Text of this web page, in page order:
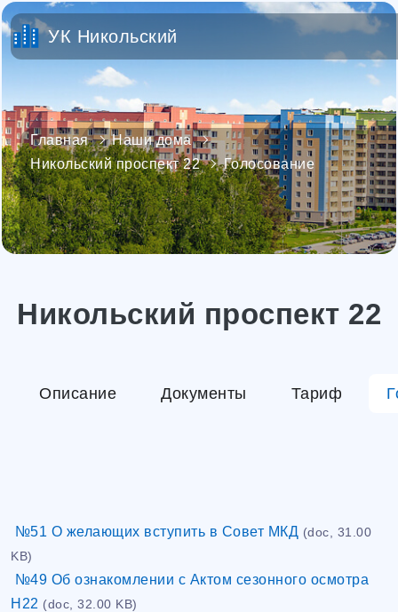
УК Никольский
Главная
Наши дома
Никольский проспект 22
Голосование
Никольский проспект 22
Описание Документы Тариф
№51 О желающих вступить в Совет МКД (doc, 31.00
KB)
№49 Об ознакомлении с Актом сезонного осмотра
Н22 (doc, 32.00 KB)